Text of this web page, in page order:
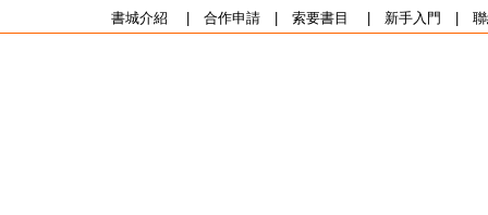
書城介紹 合作申請| 索要書目 新手入門